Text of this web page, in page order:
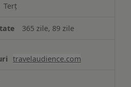
Terț
365 zile, 89 zile
travelaudience.com